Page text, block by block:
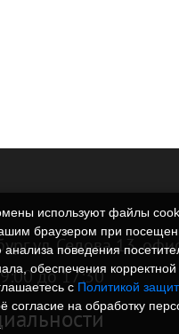
ул. Седова 13,
до 17:30
используют файлы
браузером при
поведения
обеспечения
с Политикой
согласие на обработку